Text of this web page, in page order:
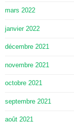
mars 2022
janvier 2022
décembre 2021
novembre 2021
octobre 2021
septembre 2021
août 2021